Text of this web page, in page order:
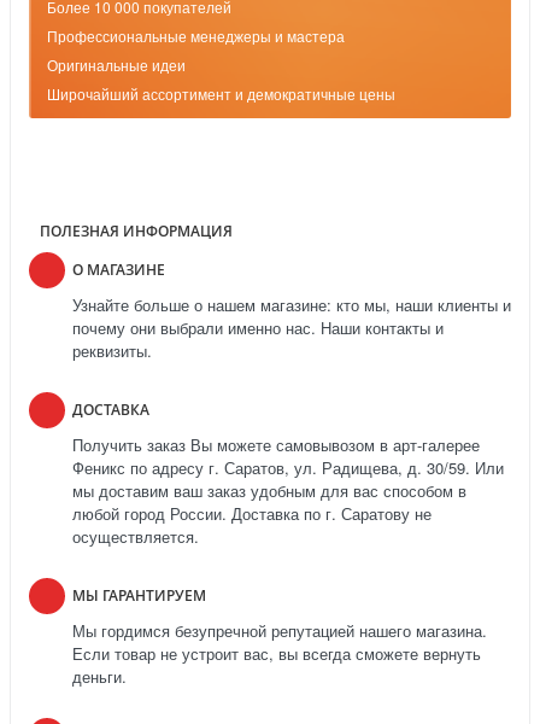
Более 10 000 покупателей
Профессиональные менеджеры и мастера
Оригинальные идеи
Широчайший ассортимент и демократичные цены
ПОЛЕЗНАЯ ИНФОРМАЦИЯ
О МАГАЗИНЕ
Узнайте больше о нашем магазине: кто мы, наши клиенты и
почему они выбрали именно нас. Наши контакты и
реквизиты.
ДОСТАВКА
Получить заказ Вы можете самовывозом в арт-галерее
Феникс по адресу г. Саратов, ул. Радищева, д. 30/59. Или
мы доставим ваш заказ удобным для вас способом в
любой город России. Доставка по г. Саратову не
осуществляется.
МЫ ГАРАНТИРУЕМ
Мы гордимся безупречной репутацией нашего магазина.
Если товар не устроит вас, вы всегда сможете вернуть
деньги.